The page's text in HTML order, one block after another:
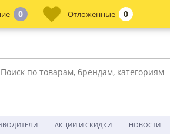
АКЦИИ И СКИДКИ НОВОСТИ
0 Отложенные 0